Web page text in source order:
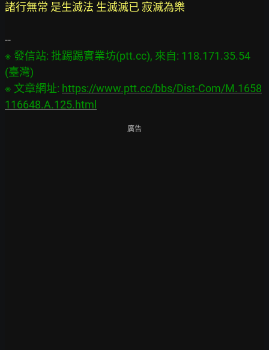
諸行無常 是生滅法 生滅滅已 寂滅為樂
※ 發信站: 批踢踢實業坊(ptt.cc), 來自: 118.171.35.54
(臺灣)
※ 文章網址: https://www.ptt.cc/bbs/Dist-Com/M.1658
116648.A.125.html
廣告